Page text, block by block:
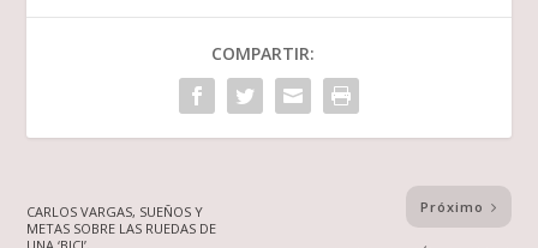
COMPARTIR:
CARLOS VARGAS, SUEÑOS Y
METAS SOBRE LAS RUEDAS DE
Próximo